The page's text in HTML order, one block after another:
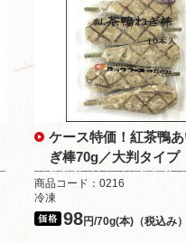
ケース特価！紅茶鴨
ぎ棒70g／大判タイプ
商品コード：0216
冷凍
98円/70g(本)（税込み